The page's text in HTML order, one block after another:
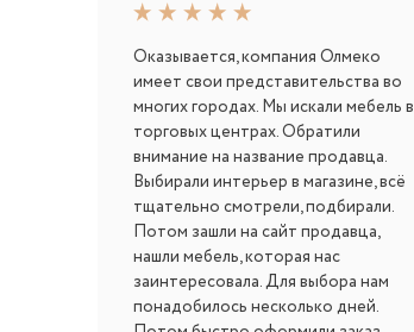
Оказывается, компания Олмеко
имеет свои представительства во
многих городах. Мы искали мебель в
торговых центрах. Обратили
внимание на название продавца.
Выбирали интерьер в магазине, всё
тщательно смотрели, подбирали.
Потом зашли на сайт продавца,
нашли мебель, которая нас
заинтересовала. Для выбора нам
понадобилось несколько дней.